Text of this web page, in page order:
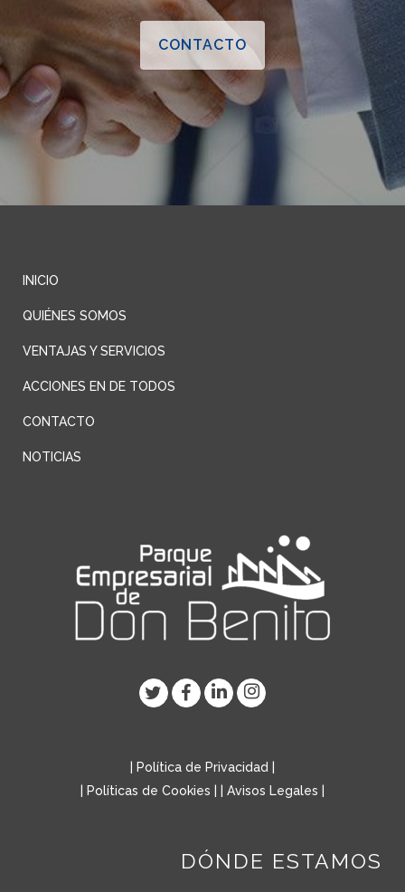
CONTACTO
INICIO
QUIÉNES SOMOS
VENTAJAS Y SERVICIOS
ACCIONES EN DE TODOS
CONTACTO
NOTICIAS
Política de Privacidad
Políticas de Cookies Avisos Legales
DÓNDE ESTAMOS